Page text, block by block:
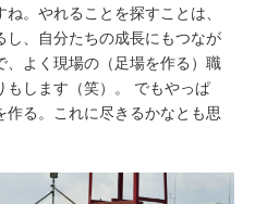
。やれることを探すことは、
し、自分たちの成長にもつなが
、よく現場の（足場を作る）職
もします（笑）。 でもやっぱ
作る。これに尽きるかなとも思